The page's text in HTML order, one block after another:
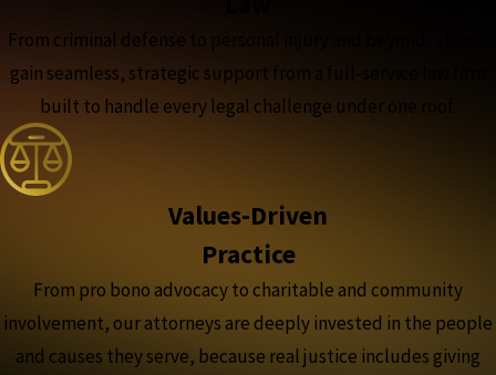
From criminal defense to personal injury and beyond, clients
gain seamless, strategic support from a full-service law firm
built to handle every legal challenge under one roof.
Values-Driven
Practice
From pro bono advocacy to charitable and community
involvement, our attorneys are deeply invested in the people
and causes they serve, because real justice includes giving